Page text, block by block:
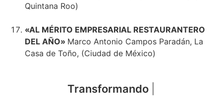
Quintana Roo)
«AL MÉRITO EMPRESARIAL RESTAURANTERO
DEL AÑO» Marco Antonio Campos Paradán, La
Casa de Toño, (Ciudad de México)
Transformandodesde